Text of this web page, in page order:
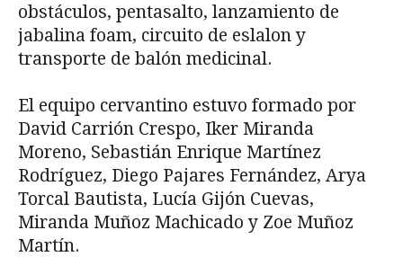
obstáculos, pentasalto, lanzamiento de
jabalina foam, circuito de eslalon y
transporte de balón medicinal.
El equipo cervantino estuvo formado por
David Carrión Crespo, Iker Miranda
Moreno, Sebastián Enrique Martínez
Rodríguez, Diego Pajares Fernández, Arya
Torcal Bautista, Lucía Gijón Cuevas,
Miranda Muñoz Machicado y Zoe Muñoz
Martín.